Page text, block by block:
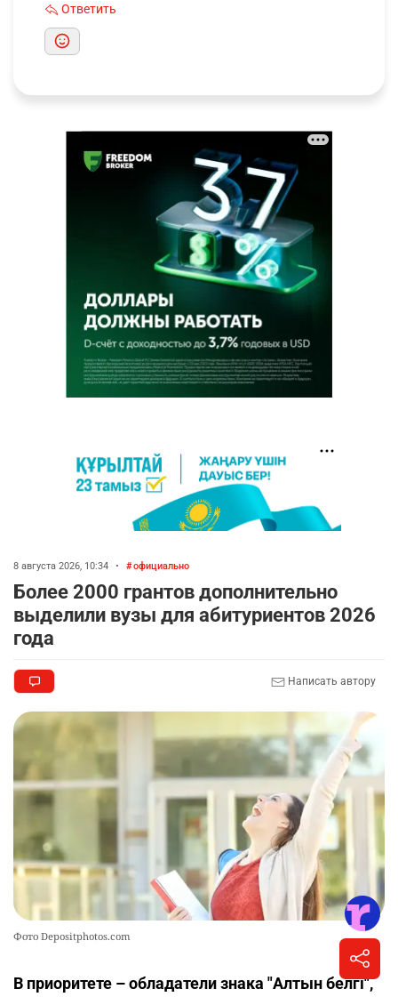
Ответить
8 августа 2026, 10:34 • официально
Более 2000 грантов дополнительно
выделили вузы для абитуриентов 2026
года
Написать автору
Фото Depositphotos.com
В приоритете – обладатели знака "Алтын белгі",